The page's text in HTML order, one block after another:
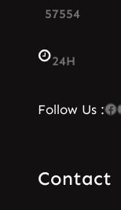
57554
24H
Follow Us :Facebook
Contact